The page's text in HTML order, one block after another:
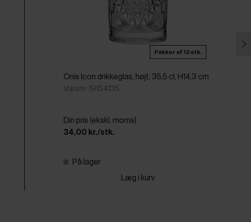
Pakker af 12 stk.
Onis Icon drikkeglas, højt, 35,5 cl, H14,3 cm
Varenr: 19154135
Din pris (ekskl. moms)
34,00 kr./stk.
På lager
Læg i kurv